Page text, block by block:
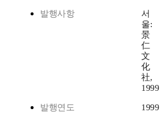
발행사항
서
울:
景
仁
文
化
社,
1999
발행연도 1999